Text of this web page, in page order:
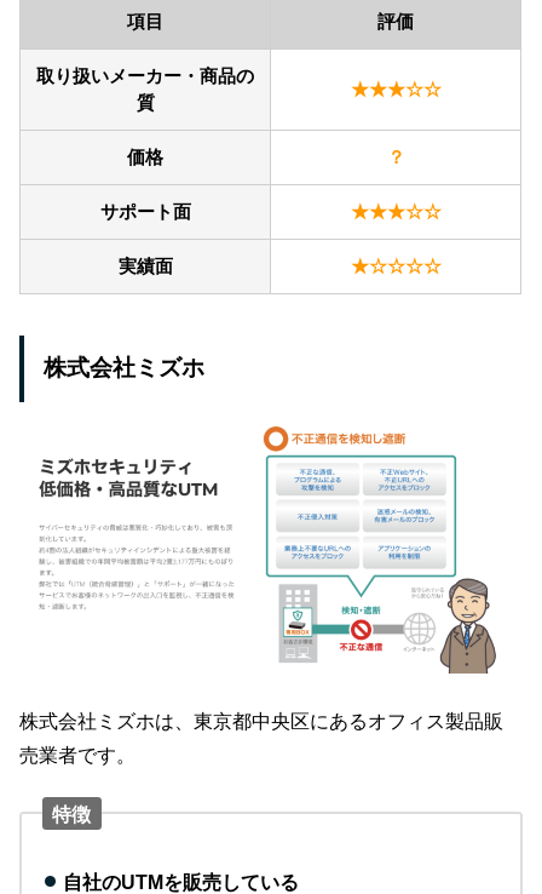
項目 評価
取り扱いメーカー・商品の
質
★★★☆☆
価格 ？
サポート面 ★★★☆☆
実績面 ★☆☆☆☆
株式会社ミズホ
株式会社ミズホは、東京都中央区にあるオフィス製品販
売業者です。
特徴
自社のUTMを販売している